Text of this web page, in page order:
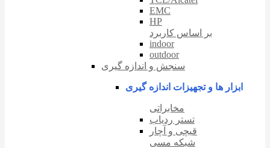
EMC
HP
بر اساس کاربرد
indoor
outdoor
سنجش و اندازه گیری
ابزار ها و تجهیزات اندازه گیری
مخابراتی
تستر ردیاب
قیچی و آچار
شبکه مسی